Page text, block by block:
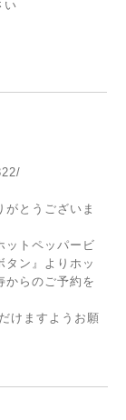
い
とうございま
ットペッパービ
タン』よりホッ
からのご予約を
けますようお願